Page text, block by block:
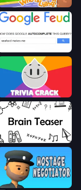
Braindom 2: Who is Lying?
Trivia Crack
Brain Teaser
Hostage Negotiator